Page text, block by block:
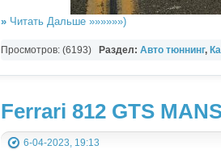
»Читать Дальше »»»»»»)
Просмотров: (6193) Раздел: Авто тюннинг,
Ferrari 812 GTS
6-04-2023, 19:13